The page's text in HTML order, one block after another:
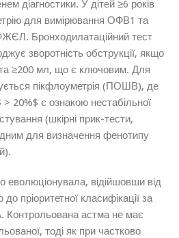
діагностики. У дітей ≥6 років
для вимірювання ОФВ1 та
Бронходилатаційний тест
зворотність обструкції, якщо
≥200 мл, що є ключовим. Для
пікфлоуметрія (ПОШВ), де
> 20%$ є ознакою нестабільної
(шкірні прик-тести,
для визначення фенотипу
еволюціонувала, відійшовши від
до пріоритетної класифікації за
Контрольована астма не має
тоді як при частково